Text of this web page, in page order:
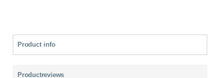
Product info
Productreviews